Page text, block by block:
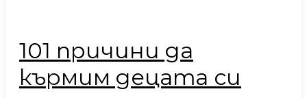
101 причини да
кърмим децата си